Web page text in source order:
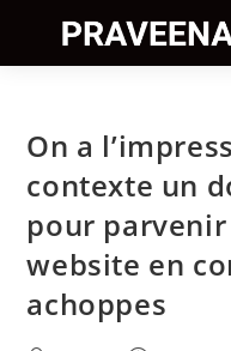
content
On a
contexte un
pour
website en
achoppes